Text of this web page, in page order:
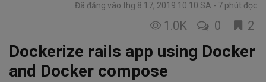
Đã đăng vào thg 8 17, 2019 10:10 SA 7 phút đọc
1.0K 0 2
Dockerize rails app using Docker
and Docker compose